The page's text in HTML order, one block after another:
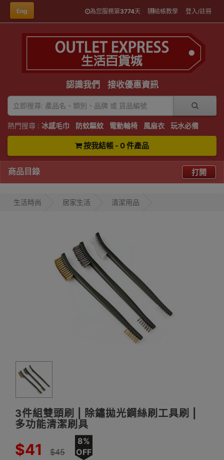
Eng 為您服務第3774天 結帳教學 登入/註冊
認識我們 接收優惠資訊
熱門搜尋 : 冰感毛巾 防蚊驅蚊 電動輪椅 風扇衣 玩水必備
按我結帳 - 0 件產品
商品目錄 打開
生活時尚 居家生活 清潔用品
3件組雙頭刷 | 除鏽拋光鋼絲刷工具刷 |
多功能清潔刷具
$41 $45
8%
OFF